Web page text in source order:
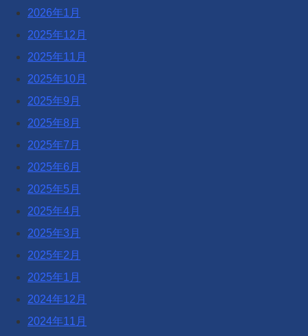
2026年1月
2025年12月
2025年11月
2025年10月
2025年9月
2025年8月
2025年7月
2025年6月
2025年5月
2025年4月
2025年3月
2025年2月
2025年1月
2024年12月
2024年11月